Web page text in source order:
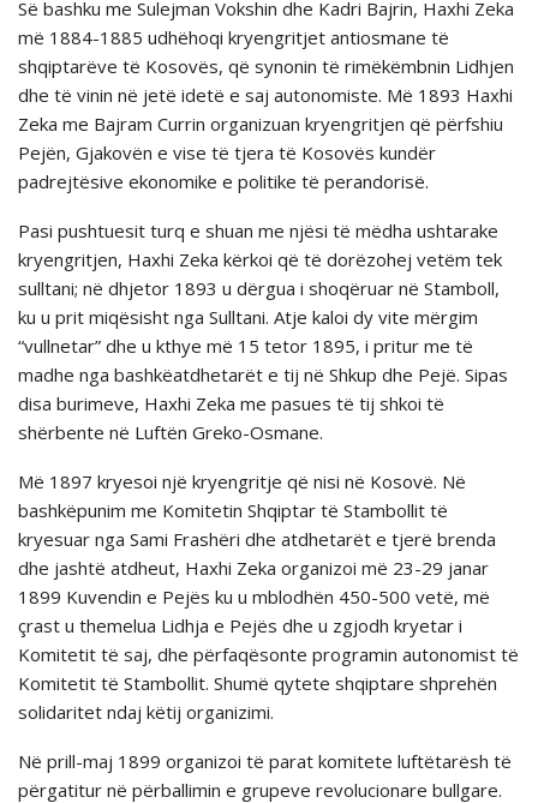
Së bashku me Sulejman Vokshin dhe Kadri Bajrin, Haxhi Zeka
më 1884-1885 udhëhoqi kryengritjet antiosmane të
shqiptarëve të Kosovës, që synonin të rimëkëmbnin Lidhjen
dhe të vinin në jetë idetë e saj autonomiste. Më 1893 Haxhi
Zeka me Bajram Currin organizuan kryengritjen që përfshiu
Pejën, Gjakovën e vise të tjera të Kosovës kundër
padrejtësive ekonomike e politike të perandorisë.
Pasi pushtuesit turq e shuan me njësi të mëdha ushtarake
kryengritjen, Haxhi Zeka kërkoi që të dorëzohej vetëm tek
sulltani; në dhjetor 1893 u dërgua i shoqëruar në Stamboll,
ku u prit miqësisht nga Sulltani. Atje kaloi dy vite mërgim
“vullnetar” dhe u kthye më 15 tetor 1895, i pritur me të
madhe nga bashkëatdhetarët e tij në Shkup dhe Pejë. Sipas
disa burimeve, Haxhi Zeka me pasues të tij shkoi të
shërbente në Luftën Greko-Osmane.
Më 1897 kryesoi një kryengritje që nisi në Kosovë. Në
bashkëpunim me Komitetin Shqiptar të Stambollit të
kryesuar nga Sami Frashëri dhe atdhetarët e tjerë brenda
dhe jashtë atdheut, Haxhi Zeka organizoi më 23-29 janar
1899 Kuvendin e Pejës ku u mblodhën 450-500 vetë, më
çrast u themelua Lidhja e Pejës dhe u zgjodh kryetar i
Komitetit të saj, dhe përfaqësonte programin autonomist të
Komitetit të Stambollit. Shumë qytete shqiptare shprehën
solidaritet ndaj këtij organizimi.
Në prill-maj 1899 organizoi të parat komitete luftëtarësh të
përgatitur në përballimin e grupeve revolucionare bullgare.